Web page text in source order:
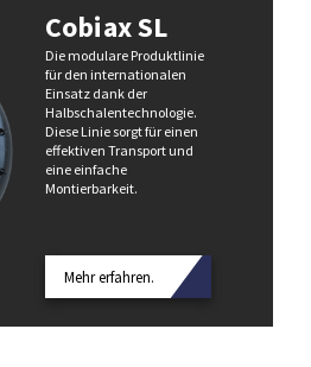
Cobiax SL
Die modulare Produktlinie
für den internationalen
Einsatz dank der
Halbschalentechnologie.
Diese Linie sorgt für einen
effektiven Transport und
eine einfache
Montierbarkeit.
Mehr erfahren.